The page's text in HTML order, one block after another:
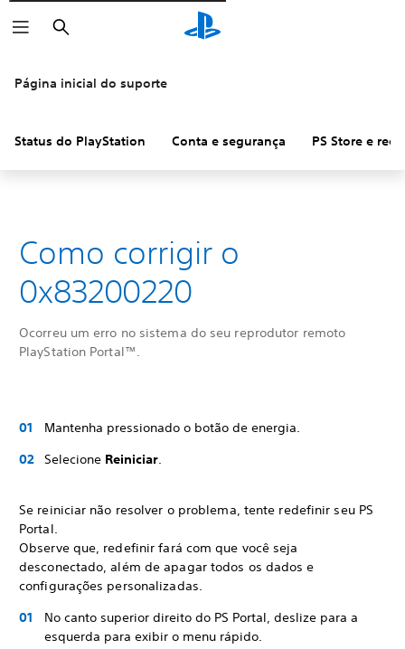
Pesquisar
Página inicial do suporte
Status do PlayStation Conta e segurança PS Store e
Como corrigir o
0x83200220
Ocorreu um erro no sistema do seu reprodutor remoto
PlayStation Portal™.
Mantenha pressionado o botão de energia.
Selecione Reiniciar.
Se reiniciar não resolver o problema, tente redefinir seu PS
Portal.
Observe que, redefinir fará com que você seja
desconectado, além de apagar todos os dados e
configurações personalizadas.
No canto superior direito do PS Portal, deslize para a
esquerda para exibir o menu rápido.